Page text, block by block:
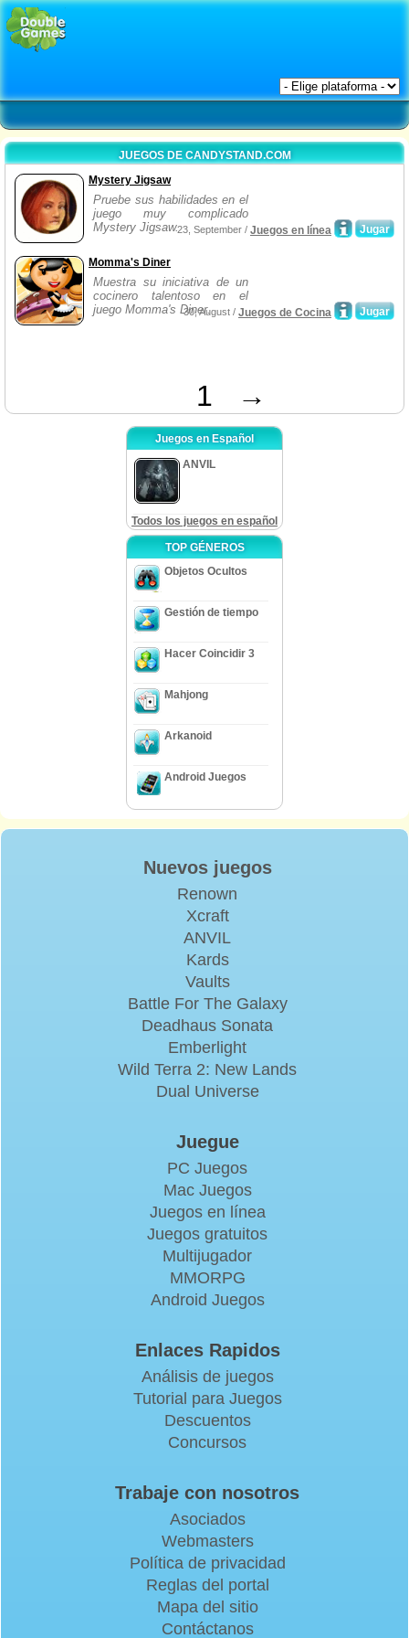
JUEGOS DE CANDYSTAND.COM
Mystery Jigsaw
Pruebe sus habilidades en el
juego muy complicado
Mystery Jigsaw.
Jugar
23, September / Juegos en línea
Momma's Diner
Muestra su iniciativa de un
cocinero talentoso en el
juego Momma's Diner.
Jugar
30, August / Juegos de Cocina
1 →
Juegos en Español
ANVIL
Todos los juegos en español
TOP GÉNEROS
Objetos Ocultos
Gestión de tiempo
Hacer Coincidir 3
Mahjong
Arkanoid
Android Juegos
Nuevos juegos
Renown
Xcraft
ANVIL
Kards
Vaults
Battle For The Galaxy
Deadhaus Sonata
Emberlight
Wild Terra 2: New Lands
Dual Universe
Juegue
PC Juegos
Mac Juegos
Juegos en línea
Juegos gratuitos
Multijugador
MMORPG
Android Juegos
Enlaces Rapidos
Análisis de juegos
Tutorial para Juegos
Descuentos
Concursos
Trabaje con nosotros
Asociados
Webmasters
Política de privacidad
Reglas del portal
Mapa del sitio
Contáctanos